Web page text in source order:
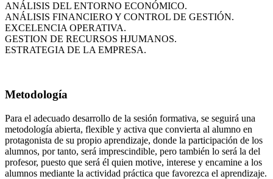
ANÁLISIS DEL ENTORNO ECONÓMICO.
ANÁLISIS FINANCIERO Y CONTROL DE GESTIÓN.
EXCELENCIA OPERATIVA.
GESTION DE RECURSOS HJUMANOS.
ESTRATEGIA DE LA EMPRESA.
Metodología
Para el adecuado desarrollo de la sesión formativa, se seguirá una
metodología abierta, flexible y activa que convierta al alumno en
protagonista de su propio aprendizaje, donde la participación de los
alumnos, por tanto, será imprescindible, pero también lo será la del
profesor, puesto que será él quien motive, interese y encamine a los
alumnos mediante la actividad práctica que favorezca el aprendizaje.